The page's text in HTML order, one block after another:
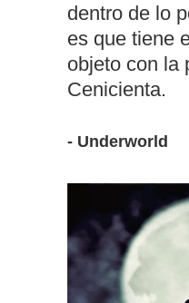
dentro de lo
es que tiene
objeto con la
Cenicienta.
- Underworld